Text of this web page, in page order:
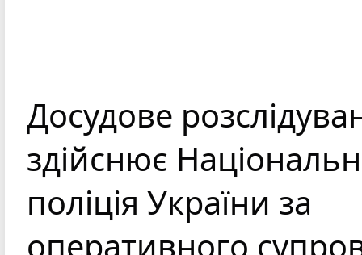
Досудове
здійснює
поліція України за